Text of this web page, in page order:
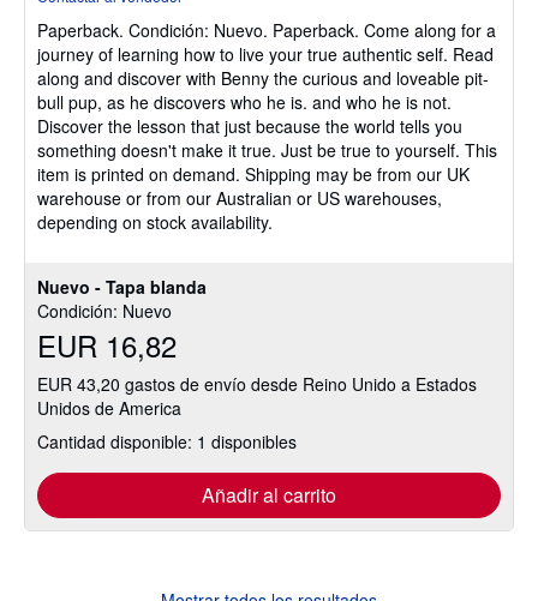
Nuevo - Tapa blanda
Condición: Nuevo
EUR 16,82
EUR 43,20 gastos de envío desde Reino Unido a Estados
Unidos de America
Cantidad disponible: 1 disponibles
Añadir al carrito
5
de
5
estrellas
Paperback. Condición: Nuevo. Paperback. Come along for a
journey of learning how to live your true authentic self. Read
along and discover with Benny the curious and loveable pit-
bull pup, as he discovers who he is. and who he is not.
Discover the lesson that just because the world tells you
something doesn't make it true. Just be true to yourself. This
item is printed on demand. Shipping may be from our UK
warehouse or from our Australian or US warehouses,
depending on stock availability.